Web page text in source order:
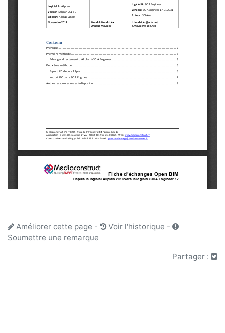
Améliorer cette page - Voir l'historique -
Soumettre une remarque
Partager :